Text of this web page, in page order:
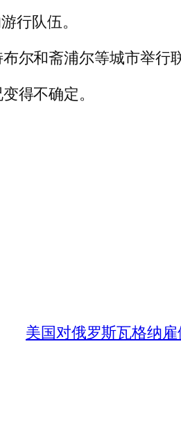
行队伍。
尔和斋浦尔等城市举行
得不确定。
美国对俄罗斯瓦格纳